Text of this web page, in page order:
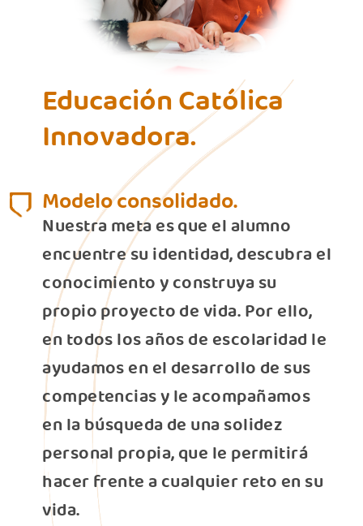
Educación Católica
Innovadora.
Modelo consolidado.
Nuestra meta es que el alumno
encuentre su identidad, descubra el
conocimiento y construya su
propio proyecto de vida. Por ello,
en todos los años de escolaridad le
ayudamos en el desarrollo de sus
competencias y le acompañamos
en la búsqueda de una solidez
personal propia, que le permitirá
hacer frente a cualquier reto en su
vida.